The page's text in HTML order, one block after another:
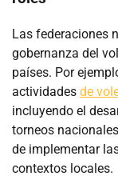
Las federaciones
gobernanza del
países. Por
actividades de
incluyendo el
torneos
de implementar
contextos locales.